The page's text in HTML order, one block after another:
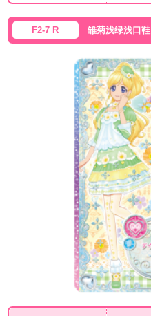
F2-7 R 雏菊浅绿浅口鞋